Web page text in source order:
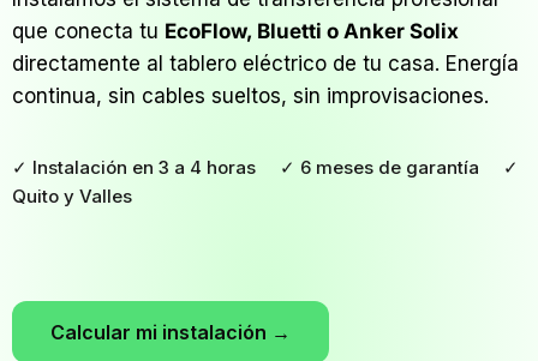
que conecta tu EcoFlow, Bluetti o Anker Solix
directamente al tablero eléctrico de tu casa. Energía
continua, sin cables sueltos, sin improvisaciones.
✓ Instalación en 3 a 4 horas ✓ 6 meses de garantía ✓
Quito y Valles
Calcular mi instalación →